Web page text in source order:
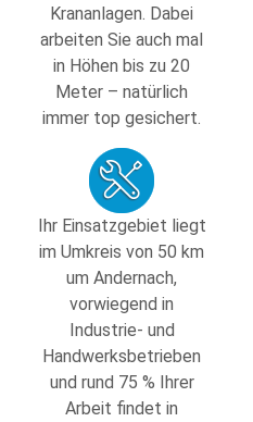
Krananlagen. Dabei
arbeiten Sie auch mal
in Höhen bis zu 20
Meter – natürlich
immer top gesichert.
Ihr Einsatzgebiet liegt
im Umkreis von 50 km
um Andernach,
vorwiegend in
Industrie- und
Handwerksbetrieben
und rund 75 % Ihrer
Arbeit findet in